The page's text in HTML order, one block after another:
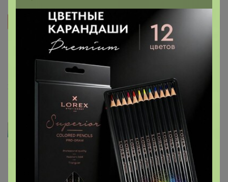
GrushaStar Автор уже получил заказ!
Вот это мой размерчик))) Палочки - бомба! И по
привлекательной цене! Я не кондитер, и на заказ
ничего не делаю, так у меня они просто летят)))
24 марта, 2025 14:43
Артемида